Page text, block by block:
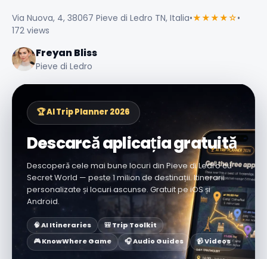
Via Nuova, 4, 38067 Pieve di Ledro TN, Italia•★★★★☆•
172 views
Freyan Bliss
Pieve di Ledro
🏆 AI Trip Planner 2026
Descarcă aplicația gratuită
Descoperă cele mai bune locuri din Pieve di Ledro cu
Secret World — peste 1 milion de destinații. Itinerarii
personalizate și locuri ascunse. Gratuit pe iOS și
Android.
🧠 AI Itineraries
🎒 Trip Toolkit
🎮 KnowWhere Game
🎧 Audio Guides 📹 Videos